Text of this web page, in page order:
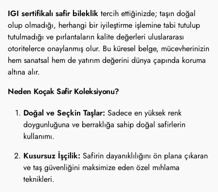
IGI sertifikalı safir bileklik tercih ettiğinizde; taşın doğal
olup olmadığı, herhangi bir iyileştirme işlemine tabi tutulup
tutulmadığı ve pırlantaların kalite değerleri uluslararası
otoritelerce onaylanmış olur. Bu küresel belge, mücevherinizin
hem sanatsal hem de yatırım değerini dünya çapında koruma
altına alır.
Neden Koçak Safir Koleksiyonu?
Doğal ve Seçkin Taşlar: Sadece en yüksek renk
doygunluğuna ve berraklığa sahip doğal safirlerin
kullanımı.
Kusursuz İşçilik: Safirin dayanıklılığını ön plana çıkaran
ve taş güvenliğini maksimize eden özel mıhlama
teknikleri.